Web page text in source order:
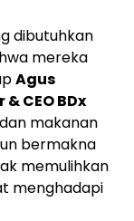
dibutuhkan
mereka
Agus
CEO BDx
makanan
bermakna
memulihkan
menghadapi